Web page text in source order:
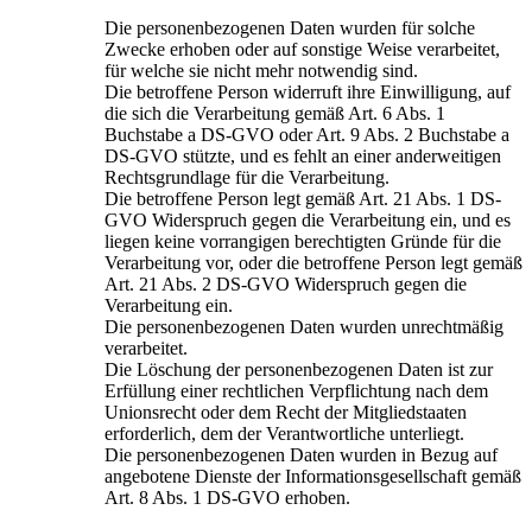
Die personenbezogenen Daten wurden für solche
Zwecke erhoben oder auf sonstige Weise verarbeitet,
für welche sie nicht mehr notwendig sind.
Die betroffene Person widerruft ihre Einwilligung, auf
die sich die Verarbeitung gemäß Art. 6 Abs. 1
Buchstabe a DS-GVO oder Art. 9 Abs. 2 Buchstabe a
DS-GVO stützte, und es fehlt an einer anderweitigen
Rechtsgrundlage für die Verarbeitung.
Die betroffene Person legt gemäß Art. 21 Abs. 1 DS-
GVO Widerspruch gegen die Verarbeitung ein, und es
liegen keine vorrangigen berechtigten Gründe für die
Verarbeitung vor, oder die betroffene Person legt gemäß
Art. 21 Abs. 2 DS-GVO Widerspruch gegen die
Verarbeitung ein.
Die personenbezogenen Daten wurden unrechtmäßig
verarbeitet.
Die Löschung der personenbezogenen Daten ist zur
Erfüllung einer rechtlichen Verpflichtung nach dem
Unionsrecht oder dem Recht der Mitgliedstaaten
erforderlich, dem der Verantwortliche unterliegt.
Die personenbezogenen Daten wurden in Bezug auf
angebotene Dienste der Informationsgesellschaft gemäß
Art. 8 Abs. 1 DS-GVO erhoben.